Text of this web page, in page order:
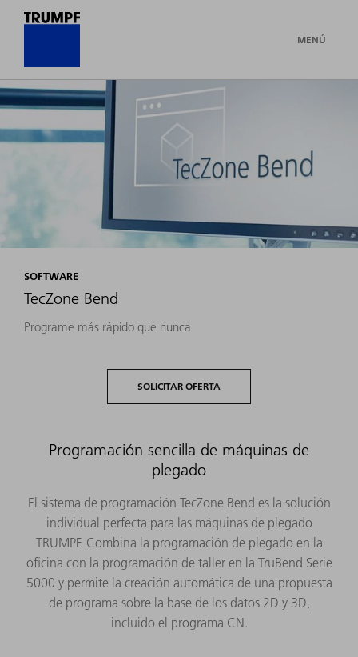
MENÚ
SOFTWARE
TecZone Bend
Programe más rápido que nunca
SOLICITAR OFERTA
Programación sencilla de máquinas de
plegado
El sistema de programación TecZone Bend es la solución
individual perfecta para las máquinas de plegado
TRUMPF. Combina la programación de plegado en la
oficina con la programación de taller en la TruBend Serie
5000 y permite la creación automática de una propuesta
de programa sobre la base de los datos 2D y 3D,
incluido el programa CN.